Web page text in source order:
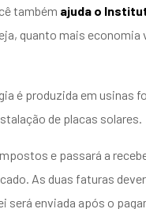
também ajuda o
quanto mais economia
é produzida em usinas
de placas solares.
e passará a
As duas faturas
será enviada após o